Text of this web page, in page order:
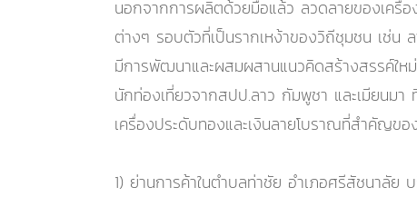
นอกจากการผลิตด้วยมือแล้ว ลวดลายของเครื่
ต่างๆ รอบตัวที่เป็นรากเหง้าของวิถีชุมชน เช่
มีการพัฒนาและผสมผสานแนวคิดสร้างสรรค์ใหม่
นักท่องเที่ยวจากสปป.ลาว กัมพูชา และเมียนม
เครื่องประดับทองและเงินลายโบราณที่สำคัญข
1) ย่านการค้าในตำบลท่าชัย อำเภอศรีสัชนาลั